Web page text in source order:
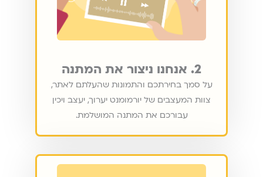
2. אנחנו ניצור את המתנה
על סמך בחירתכם והתמונות שהעלתם לאתר,
צוות המעצבים של יורמומנט יערוך, יעצב ויכין
עבורכם את המתנה המושלמת.